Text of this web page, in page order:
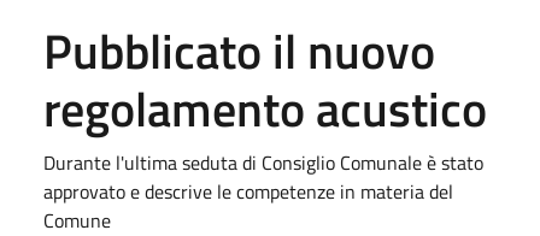
Pubblicato il nuovo
regolamento acustico
Durante l'ultima seduta di Consiglio Comunale è stato
approvato e descrive le competenze in materia del
Comune